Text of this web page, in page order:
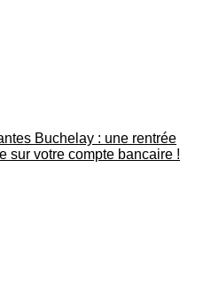
Buchelay : une rentrée
sur votre compte bancaire !